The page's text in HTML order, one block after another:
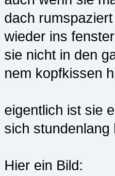
dach
wieder ins
sie nicht in den
nem kopfkissen
eigentlich ist sie
sich stundenlang
Hier ein Bild: